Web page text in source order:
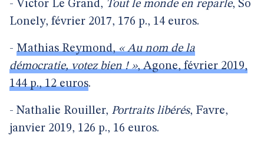
- Victor Le Grand, Tout le monde en reparle, So
Lonely, février 2017, 176 p., 14 euros.
- Mathias Reymond,« Au nom de la
démocratie, votez bien ! », Agone, février 2019,
144 p., 12 euros.
- Nathalie Rouiller, Portraits libérés, Favre,
janvier 2019, 126 p., 16 euros.